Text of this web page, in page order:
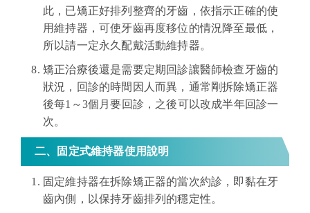
此，已矯正好排列整齊的牙齒，依指示正確的使
用維持器，可使牙齒再度移位的情況降至最低，
所以請一定永久配戴活動維持器。
矯正治療後還是需要定期回診讓醫師檢查牙齒的
狀況，回診的時間因人而異，通常剛拆除矯正器
後每1～3個月要回診，之後可以改成半年回診一
次。
二、固定式維持器使用說明
固定維持器在拆除矯正器的當次約診，即黏在牙
齒內側，以保持牙齒排列的穩定性。